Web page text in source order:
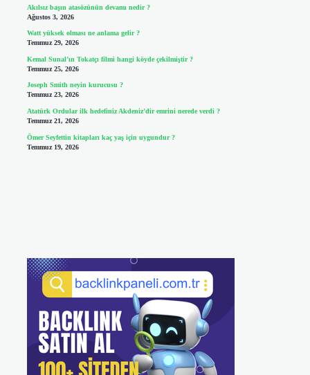
Akılsız başın atasözünün devamı nedir ?
Ağustos 3, 2026
Watt yüksek olması ne anlama gelir ?
Temmuz 29, 2026
Kemal Sunal’ın Tokatçı filmi hangi köyde çekilmiştir ?
Temmuz 25, 2026
Joseph Smith neyin kurucusu ?
Temmuz 23, 2026
Atatürk Ordular ilk hedefiniz Akdeniz’dir emrini nerede verdi ?
Temmuz 21, 2026
Ömer Seyfettin kitapları kaç yaş için uygundur ?
Temmuz 19, 2026